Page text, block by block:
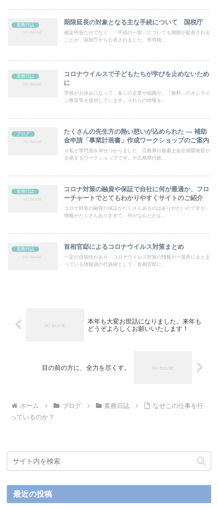
業務日誌 期限延長の対象となる主な手続について 国税庁
確定申告だけでなく、「手続の一部」についても期限が延長される
ことが、国税庁から公表されました。所得税...
業務日誌
コロナウイルスで子どもたちが学びを止めないため
に
学校がお休みになって、多くの企業や組織が、「無料」のオンライ
ン教室等を提供しています。それらの情報を...
ブログ
たくさんの先生方の熱い想いが込められた — 補助
金申請「事業計画書」作成ワークショップのご案内
※私が専門員を仰せつかりました、広島県行政書士会企画開発部が
企画するワークショップです。※広島県行政...
業務日誌
コロナ対策の融資や保証で自社に何が最適か、フロ
ーチャートでとてもわかりやすくサイトのご紹介
コロナ対策の融資や保証がたくさんあるのはありがたいのですが、
情報がたくさんありすぎて、何がなんだかよ...
業務日誌 首相官邸によるコロナウイルス対策まとめ
一定の信頼性があり、コロナウイルス対策の情報が一箇所にまとま
っている情報源の代表例として、首相官邸に...
本年も大変お世話になりました。来年も
どうぞよろしくお願いいたします！
目の前の方に、全力を尽くす。
ホーム ブログ 業務日誌
なぜこの仕事を行
っているのか？
最近の投稿